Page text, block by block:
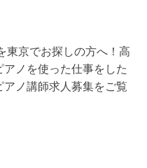
東京でお探しの方へ！高
ノを使った仕事をした
ノ講師求人募集をご覧